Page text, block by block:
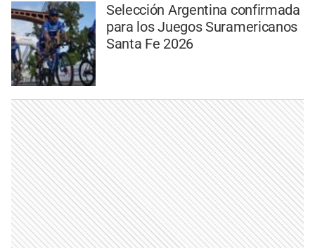
Selección Argentina confirmada
para los Juegos Suramericanos
Santa Fe 2026